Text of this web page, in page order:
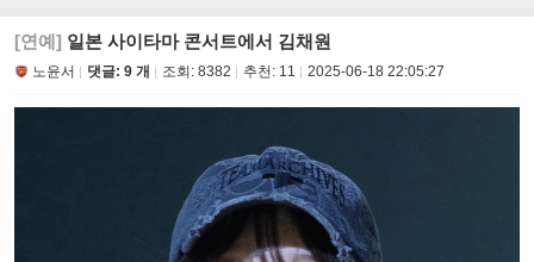
[연예] 일본 사이타마 콘서트에서 김채원
노윤서 댓글: 9 개 조회: 8382 추천: 11 2025-06-18 22:05:27